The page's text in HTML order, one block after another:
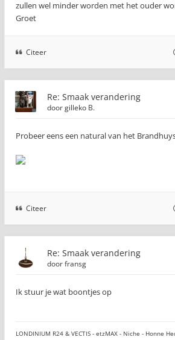
zullen wel minder worden met het ouder
Groet
Citeer
Re: Smaak verandering
doorgilleko B.
Probeer eens een natural van het
Citeer
Re: Smaak verandering
doorfransg
Ik stuur je wat boontjes op
LONDINIUM R24 & VECTIS - etzMAX - Niche - Honne